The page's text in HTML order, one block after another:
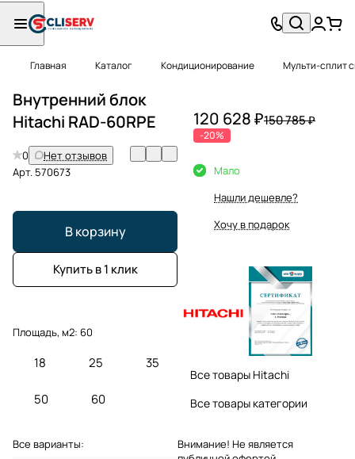
Главная Каталог Кондиционирование Мульти-сплит
Внутренний блок
Hitachi RAD-60RPE
0
Нет отзывов
Арт. 570673
В корзину
Купить в 1 клик
Площадь, м2: 60
18 25 35
50 60
Все варианты:
120 628 ₽150 785 ₽
-20%
Мало
Нашли дешевле?
Хочу в подарок
Все товары Hitachi
Все товары категории
Внимание! Не является